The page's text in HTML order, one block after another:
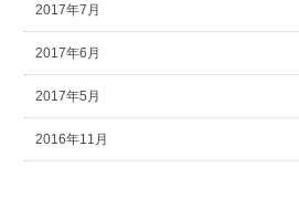
2017年7月
2017年6月
2017年5月
2016年11月